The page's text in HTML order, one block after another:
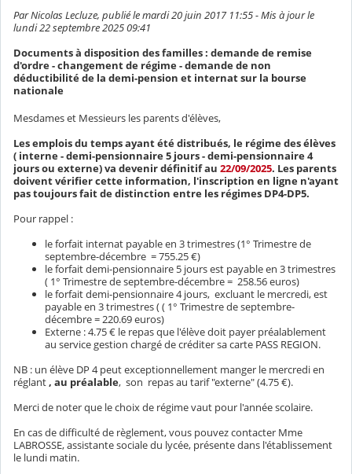
Par Nicolas Lecluze, publié le mardi 20 juin 2017 11:55 - Mis à jour le
lundi 22 septembre 2025 09:41
Documents à disposition des familles : demande de remise
d'ordre - changement de régime - demande de non
déductibilité de la demi-pension et internat sur la bourse
nationale
Mesdames et Messieurs les parents d'élèves,
Les emplois du temps ayant été distribués, le régime des élèves
( interne - demi-pensionnaire 5 jours - demi-pensionnaire 4
jours ou externe) va devenir définitif au 22/09/2025. Les parents
doivent vérifier cette information, l'inscription en ligne n'ayant
pas toujours fait de distinction entre les régimes DP4-DP5.
Pour rappel :
le forfait internat payable en 3 trimestres (1° Trimestre de
septembre-décembre = 755.25 €)
le forfait demi-pensionnaire 5 jours est payable en 3 trimestres
( 1° Trimestre de septembre-décembre = 258.56 euros)
le forfait demi-pensionnaire 4 jours, excluant le mercredi, est
payable en 3 trimestres ( ( 1° Trimestre de septembre-
décembre = 220.69 euros)
Externe : 4.75 € le repas que l'élève doit payer préalablement
au service gestion chargé de créditer sa carte PASS REGION.
NB : un élève DP 4 peut exceptionnellement manger le mercredi en
réglant, au préalable, son repas au tarif "externe" (4.75 €).
Merci de noter que le choix de régime vaut pour l'année scolaire.
En cas de difficulté de règlement, vous pouvez contacter Mme
LABROSSE, assistante sociale du lycée, présente dans l'établissement
le lundi matin.